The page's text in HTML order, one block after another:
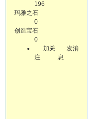
196
玛雅之石
0
创造宝石
0
加关
注
发消
息